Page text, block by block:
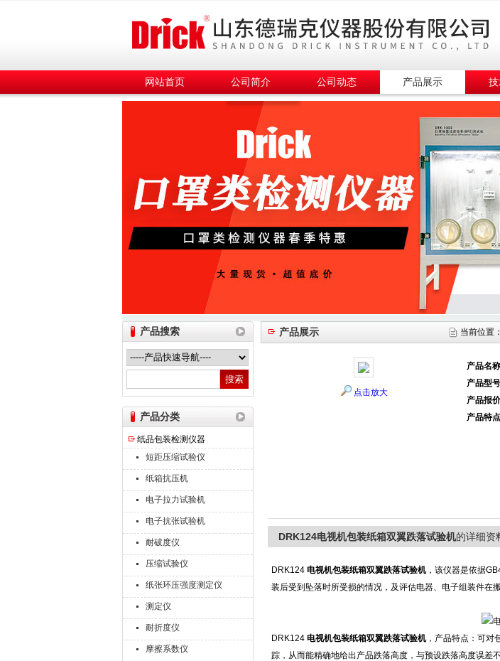
山东德瑞克仪器股份有限公司
网站首页 公司简介 公司动态 产品展示
产品搜索
产品分类
纸品包装检测仪器
短距压缩试验仪
纸箱抗压机
电子拉力试验机
电子抗张试验机
耐破度仪
压缩试验仪
纸张环压强度测定仪
测定仪
耐折度仪
摩擦系数仪
产品展示 当前位置：
点击放大
产品名
产品型
产品报
产品特
DRK124电视机包装纸箱双翼跌落试验机的详细资
DRK124 电视机包装纸箱双翼跌落试验机，该仪器是依据
装后受到坠落时所受损的情况，及评估电器、电子组装件在
DRK124 电视机包装纸箱双翼跌落试验机，产品特点：可对
踪，从而能精确地给出产品跌落高度，与预设跌落高度误差